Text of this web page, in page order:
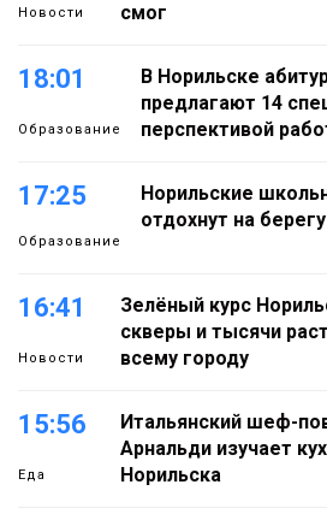
Новости
смог
18:01
Образование
В Норильске
предлагают 14
перспективой
17:25
Образование
Норильские
отдохнут на
16:41
Новости
Зелёный курс
скверы и тысячи
всему городу
15:56
Еда
Итальянский шеф-
Арнальди изучает
Норильска